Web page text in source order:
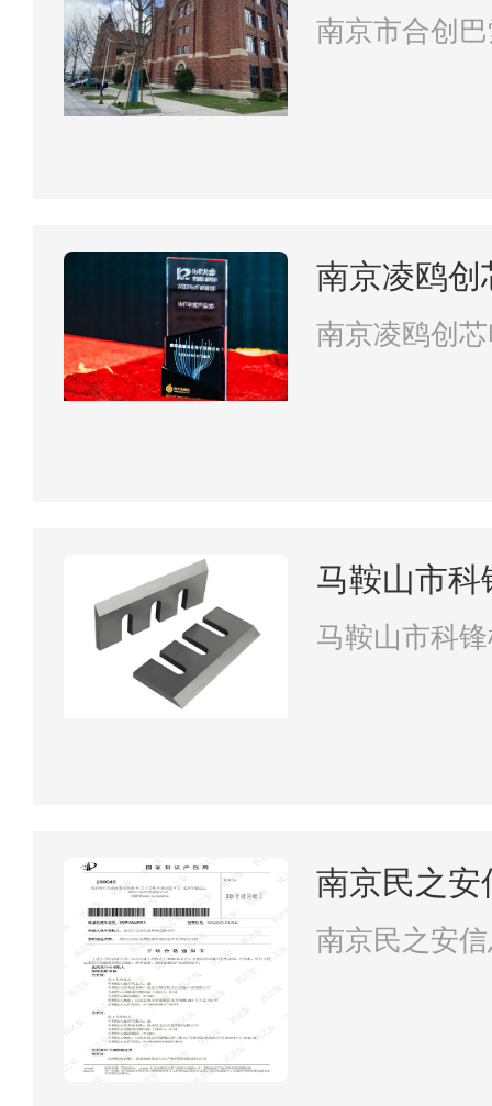
有限责任公
南京市合创
南京凌鸥创
南京凌鸥创
马鞍山市
马鞍山市科
南京民之安
南京民之安